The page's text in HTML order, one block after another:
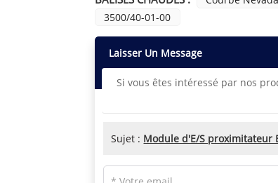
3500/40-01-00
Laisser Un Message
Si vous êtes intéressé par nos
Sujet : Module d'E/S proximitateur